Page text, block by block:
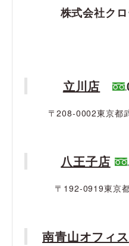
株式会社ク
立川店
〒208-0002東京都
八王子店
〒192-0919東京
南青山オフィス